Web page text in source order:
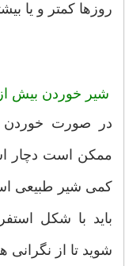
روزها کمتر و یا
شیر خوردن بیش
در صورت خوردن
ممکن است دچار
کمی شیر طبیعی
باید با شکل
شوید تا از نگرانی